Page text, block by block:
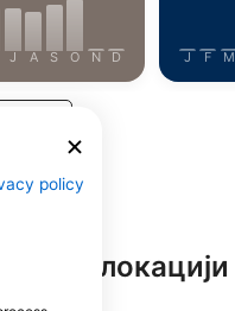
J A S O N D J F M
локацији
policy